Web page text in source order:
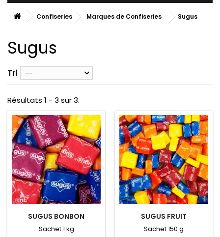
Confiseries Marques de Confiseries Sugus
Sugus
Tri --
Résultats 1 - 3 sur 3.
SUGUS BONBON
Sachet 1 kg
SUGUS FRUIT
Sachet 150 g